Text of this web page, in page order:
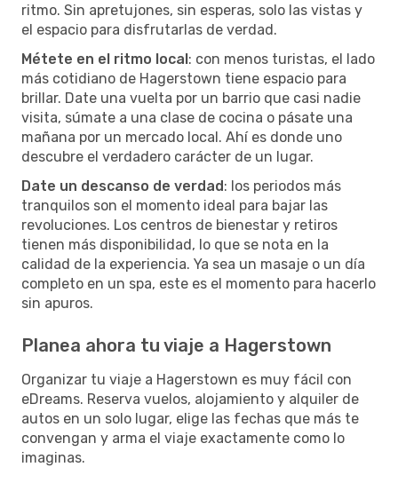
ritmo. Sin apretujones, sin esperas, solo las vistas y
el espacio para disfrutarlas de verdad.
Métete en el ritmo local: con menos turistas, el lado
más cotidiano de Hagerstown tiene espacio para
brillar. Date una vuelta por un barrio que casi nadie
visita, súmate a una clase de cocina o pásate una
mañana por un mercado local. Ahí es donde uno
descubre el verdadero carácter de un lugar.
Date un descanso de verdad: los periodos más
tranquilos son el momento ideal para bajar las
revoluciones. Los centros de bienestar y retiros
tienen más disponibilidad, lo que se nota en la
calidad de la experiencia. Ya sea un masaje o un día
completo en un spa, este es el momento para hacerlo
sin apuros.
Planea ahora tu viaje a Hagerstown
Organizar tu viaje a Hagerstown es muy fácil con
eDreams. Reserva vuelos, alojamiento y alquiler de
autos en un solo lugar, elige las fechas que más te
convengan y arma el viaje exactamente como lo
imaginas.